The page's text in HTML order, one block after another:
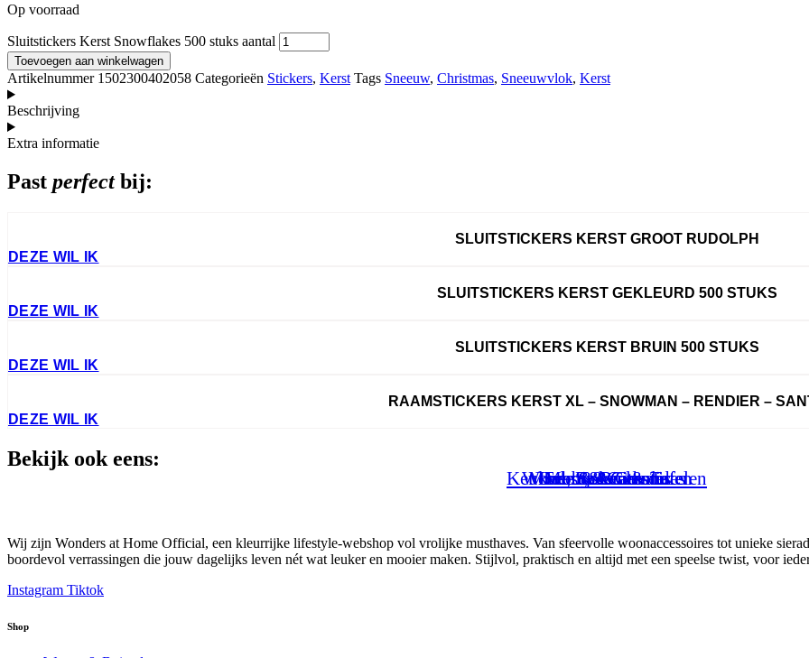
Op voorraad
Sluitstickers Kerst Snowflakes 500 stuks aantal
Toevoegen aan winkelwagen
Artikelnummer 1502300402058 Categorieën Stickers, Kerst Tags Sneeuw, Christmas, Sneeuwvlok, Kerst
Beschrijving
Extra informatie
Past perfectbij:
SLUITSTICKERS KERST GROOT RUDOLPH
DEZE WIL IK
SLUITSTICKERS KERST GEKLEURD 500 STUKS
DEZE WIL IK
SLUITSTICKERS KERST BRUIN 500 STUKS
DEZE WIL IK
RAAMSTICKERS KERST XL – SNOWMAN – RENDIER –
DEZE WIL IK
Bekijk ook eens:
Wonen & Buitenleven
Feest & Cadeaus
Mode & Accessoires
Hobby & Creatief
Keuken, Koken & Tafelen
Mooi & Gezond
Specials
Wij zijn Wonders at Home Official, een kleurrijke lifestyle-webshop vol vrolijke musthaves. Van sfeervolle woonaccessoires tot unieke
boordevol verrassingen die jouw dagelijks leven nét wat leuker en mooier maken. Stijlvol, praktisch en altijd met een speelse twist, voor
Instagram Tiktok
Shop